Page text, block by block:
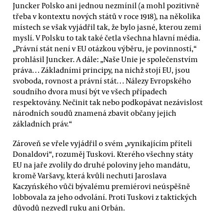
Juncker Polsko ani jednou nezmínil (a mohl pozitivně
třeba v kontextu nových států v roce 1918), na několika
místech se však vyjádřil tak, že bylo jasné, kterou zemi
myslí. V Polsku to tak také četla všechna hlavní média.
„Právní stát není v EU otázkou výběru, je povinností,“
prohlásil Juncker. A dále: „Naše Unie je společenstvím
práva… Základními principy, na nichž stojí EU, jsou
svoboda, rovnost a právní stát… Nálezy Evropského
soudního dvora musí být ve všech případech
respektovány. Nečinit tak nebo podkopávat nezávislost
národních soudů znamená zbavit občany jejich
základních práv.“
Zároveň se vřele vyjádřil o svém „vynikajícím příteli
Donaldovi“, rozuměj Tuskovi. Kterého všechny státy
EU na jaře zvolily do druhé poloviny jeho mandátu,
kromě Varšavy, která kvůli nechuti Jaroslava
Kaczyńského vůči bývalému premiérovi neúspěšně
lobbovala za jeho odvolání. Proti Tuskovi z taktických
důvodů nezvedl ruku ani Orbán.